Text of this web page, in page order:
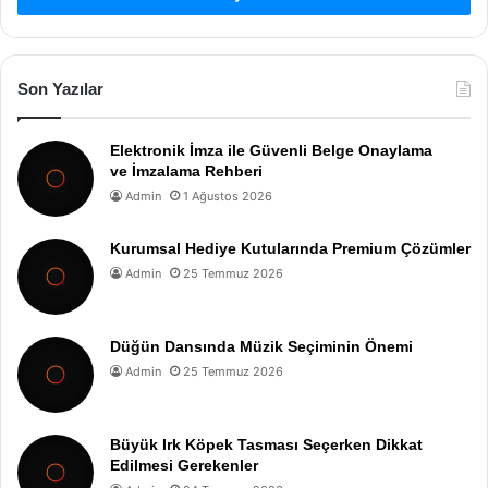
Son Yazılar
Elektronik İmza ile Güvenli Belge Onaylama
ve İmzalama Rehberi
Admin 1 Ağustos 2026
Kurumsal Hediye Kutularında Premium Çözümler
Admin 25 Temmuz 2026
Düğün Dansında Müzik Seçiminin Önemi
Admin 25 Temmuz 2026
Büyük Irk Köpek Tasması Seçerken Dikkat
Edilmesi Gerekenler